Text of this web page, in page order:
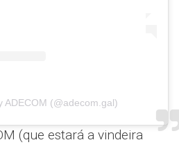
ADECOM (@adecom.gal)
(que estará a vindeira